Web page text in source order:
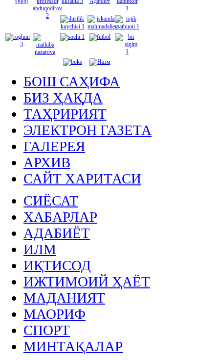
БОШ САҲИФА
БИЗ ҲАҚДА
ТАҲРИРИЯТ
ЭЛЕКТРОН ГАЗЕТА
ГАЛЕРЕЯ
АРХИВ
САЙТ ХАРИТАСИ
СИЁСАТ
ХАБАРЛАР
АДАБИЁТ
ИЛМ
ИҚТИСОД
ИЖТИМОИЙ ҲАЁТ
МАДАНИЯТ
МАОРИФ
СПОРТ
МИНТАҚАЛАР